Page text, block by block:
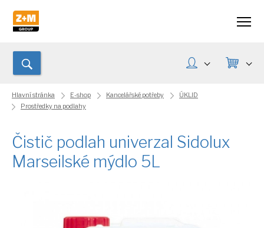
Hlavní stránka E-shop Kancelářské potřeby
ÚKLID
Prostředky na podlahy
Čistič podlah univerzal Sidolux
Marseilské mýdlo 5L